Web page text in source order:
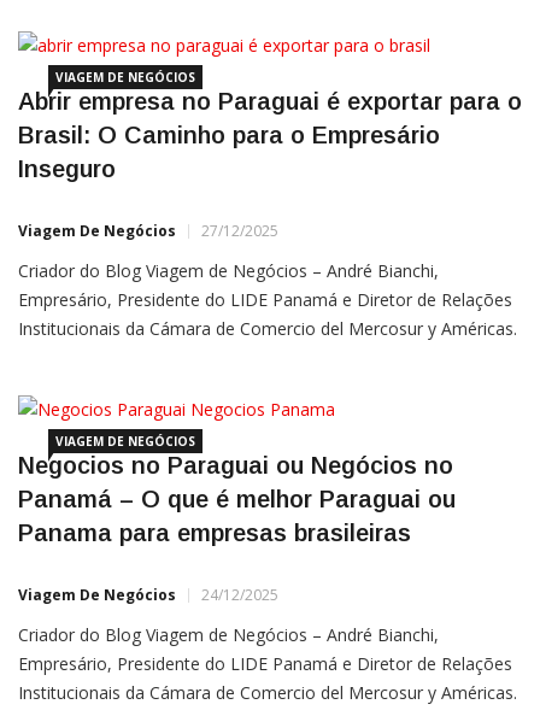
últimos
VIAGEM DE NEGÓCIOS
Abrir empresa no Paraguai é exportar para o
Brasil: O Caminho para o Empresário
Inseguro
Viagem De Negócios 27/12/2025
Criador do Blog Viagem de Negócios – André Bianchi,
Empresário, Presidente do LIDE Panamá e Diretor de Relações
Institucionais da Cámara de Comercio del Mercosur y Américas.
sentimento
VIAGEM DE NEGÓCIOS
Negocios no Paraguai ou Negócios no
Panamá – O que é melhor Paraguai ou
Panama para empresas brasileiras
Viagem De Negócios 24/12/2025
Criador do Blog Viagem de Negócios – André Bianchi,
Empresário, Presidente do LIDE Panamá e Diretor de Relações
Institucionais da Cámara de Comercio del Mercosur y Américas.